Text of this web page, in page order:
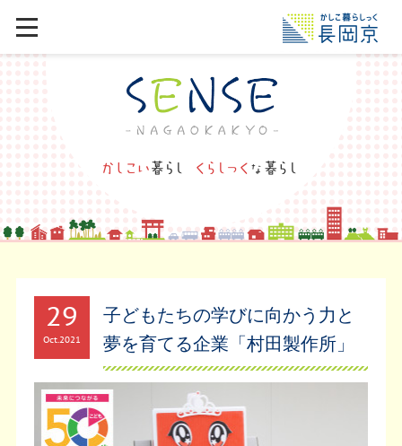
29
Oct2021
子どもたちの学びに向かう力と
夢を育てる企業「村田製作所」